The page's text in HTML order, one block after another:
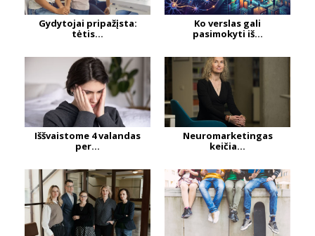
Gydytojai pripažįsta:
tėtis...
Ko verslas gali
pasimokyti iš...
Iššvaistome 4 valandas
per...
Neuromarketingas
keičia...